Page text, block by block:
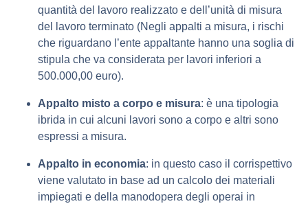
quantità del lavoro realizzato e dell’unità di misura
del lavoro terminato (Negli appalti a misura, i rischi
che riguardano l’ente appaltante hanno una soglia di
stipula che va considerata per lavori inferiori a
500.000,00 euro).
Appalto misto a corpo e misura: è una tipologia
ibrida in cui alcuni lavori sono a corpo e altri sono
espressi a misura.
Appalto in economia: in questo caso il corrispettivo
viene valutato in base ad un calcolo dei materiali
impiegati e della manodopera degli operai in